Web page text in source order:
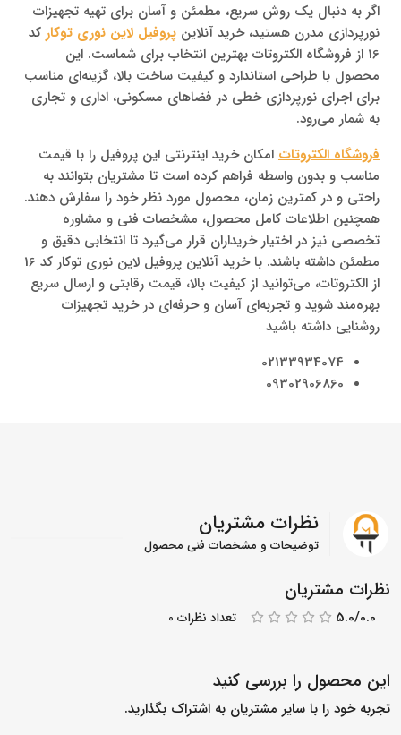
اگر به دنبال یک روش سریع، مطمئن و آسان برای تهیه تجهیزات
نورپردازی مدرن هستید، خرید آنلاین پروفیل لاین نوری توکار کد
16 از فروشگاه الکتروتات بهترین انتخاب برای شماست. این
محصول با طراحی استاندارد و کیفیت ساخت بالا، گزینه‌ای مناسب
برای اجرای نورپردازی خطی در فضاهای مسکونی، اداری و تجاری
به شمار می‌رود.
فروشگاه الکتروتات امکان خرید اینترنتی این پروفیل را با قیمت
مناسب و بدون واسطه فراهم کرده است تا مشتریان بتوانند به
راحتی و در کمترین زمان، محصول مورد نظر خود را سفارش دهند.
همچنین اطلاعات کامل محصول، مشخصات فنی و مشاوره
تخصصی نیز در اختیار خریداران قرار می‌گیرد تا انتخابی دقیق و
مطمئن داشته باشند. با خرید آنلاین پروفیل لاین نوری توکار کد 16
از الکتروتات، می‌توانید از کیفیت بالا، قیمت رقابتی و ارسال سریع
بهره‌مند شوید و تجربه‌ای آسان و حرفه‌ای در خرید تجهیزات
روشنایی داشته باشید
02133934074
09302906860
نظرات مشتریان
توضیحات و مشخصات فنی محصول
نظرات مشتریان
5.0/0.0 تعداد نظرات 0
این محصول را بررسی کنید
تجربه خود را با سایر مشتریان به اشتراک بگذارید.